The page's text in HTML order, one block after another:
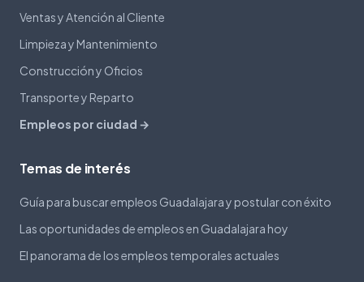
Ventas y Atención al Cliente
Limpieza y Mantenimiento
Construcción y Oficios
Transporte y Reparto
Empleos por ciudad →
Temas de interés
Guía para buscar empleos Guadalajara y postular con éxito
Las oportunidades de empleos en Guadalajara hoy
El panorama de los empleos temporales actuales